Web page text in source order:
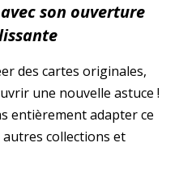
son ouverture
des cartes originales,
une nouvelle astuce !
entièrement adapter ce
collections et